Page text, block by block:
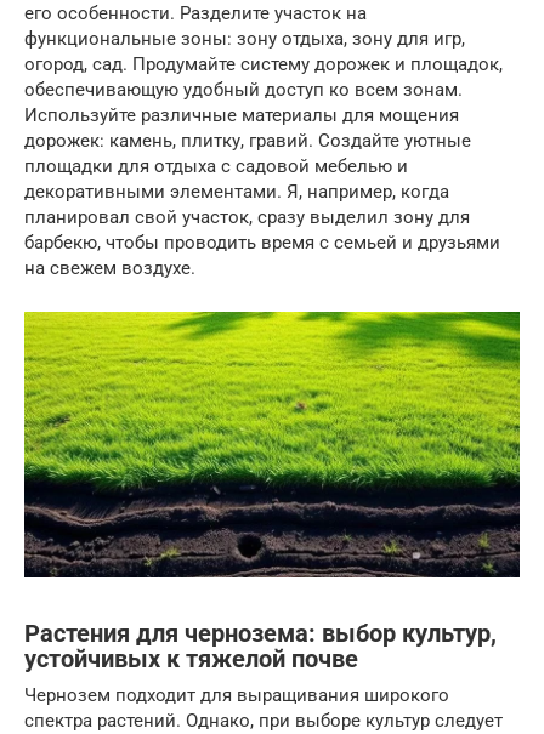
его особенности. Разделите участок на
функциональные зоны: зону отдыха, зону для игр,
огород, сад. Продумайте систему дорожек и площадок,
обеспечивающую удобный доступ ко всем зонам.
Используйте различные материалы для мощения
дорожек: камень, плитку, гравий. Создайте уютные
площадки для отдыха с садовой мебелью и
декоративными элементами. Я, например, когда
планировал свой участок, сразу выделил зону для
барбекю, чтобы проводить время с семьей и друзьями
на свежем воздухе.
Растения для чернозема: выбор культур,
устойчивых к тяжелой почве
Чернозем подходит для выращивания широкого
спектра растений. Однако, при выборе культур следует